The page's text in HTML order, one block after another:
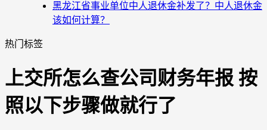
黑龙江省事业单位中人退休金补发了？中人退休金
该如何计算？
热门标签
上交所怎么查公司财务年报 按
照以下步骤做就行了